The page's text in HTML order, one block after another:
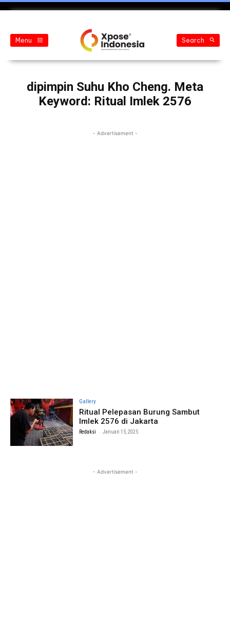
Menu Search
dipimpin Suhu Kho Cheng. Meta
Keyword: Ritual Imlek 2576
- Advertisement -
Gallery
Ritual Pelepasan Burung Sambut
Imlek 2576 di Jakarta
Redaksi - Januari 15, 2025
- Advertisement -